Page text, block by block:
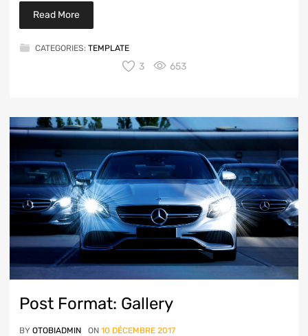
Read More
CATEGORIES: TEMPLATE
3 653
Post Format: Gallery
BY OTOBIADMIN ON 10 DÉCEMBRE 2017